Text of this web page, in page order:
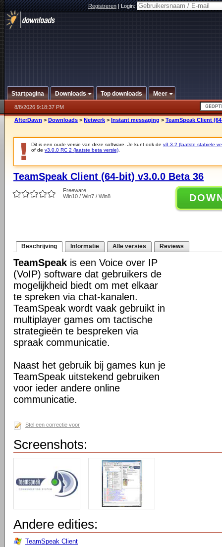
Registreren|Login:
Startpagina Downloads Top downloads Meer
8/8/2026 9:18:37 PM
AfterDawn > Downloads > Netwerk > Instant messaging > TeamSpeak Client
Dit is een oude versie van deze software. Je kunt ook de v3.3.2 (laatste stabiele
of de v3.0.0 RC 2 (laatste beta versie)
TeamSpeak Client (64-bit) v3.0.0 Beta 36
Freeware
Win10 / Win7 / Win8
Beschrijving Informatie Alle versies Reviews
TeamSpeak is een Voice over IP
(VoIP) software dat gebruikers de
mogelijkheid biedt om met elkaar
te spreken via chat-kanalen.
TeamSpeak wordt vaak gebruikt in
multiplayer games om tactische
strategieën te bespreken via
spraak communicatie.
Naast het gebruik bij games kun je
TeamSpeak uitstekend gebruiken
voor ieder andere online
communicatie.
Stel een correctie voor
Screenshots:
Andere edities:
TeamSpeak Client